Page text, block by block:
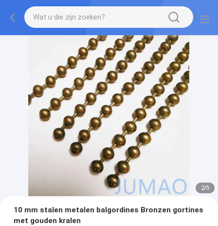
2/5
10 mm stalen metalen balgordines Bronzen gortines
met gouden kralen